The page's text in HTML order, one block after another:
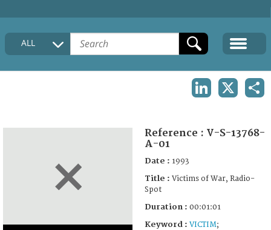
HOME
COLLECTIONS DESCRIPTION
ALL
Reference : V-S-13768-
A-01
Date : 1993
Title : Victims of War, Radio-
Spot
Duration : 00:01:01
Keyword : VICTIM;